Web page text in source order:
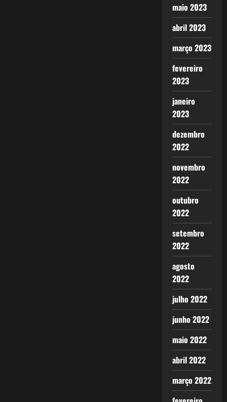
maio 2023
abril 2023
março 2023
fevereiro
2023
janeiro
2023
dezembro
2022
novembro
2022
outubro
2022
setembro
2022
agosto
2022
julho 2022
junho 2022
maio 2022
abril 2022
março 2022